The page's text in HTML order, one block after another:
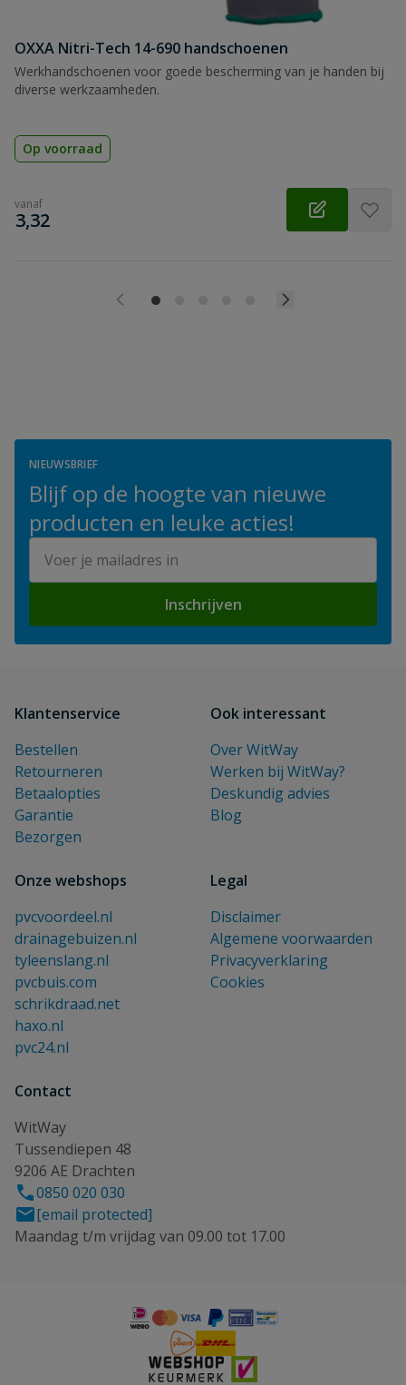
OXXA Nitri-Tech 14-690 handschoenen
Werkhandschoenen voor goede bescherming van je handen bij
diverse werkzaamheden.
Op voorraad
vanaf
€
3,32
NIEUWSBRIEF
Blijf op de hoogte van nieuwe
producten en leuke acties!
Inschrijven
Klantenservice
Bestellen
Retourneren
Betaalopties
Garantie
Bezorgen
Ook interessant
Over WitWay
Werken bij WitWay?
Deskundig advies
Blog
Onze webshops
pvcvoordeel.nl
drainagebuizen.nl
tyleenslang.nl
pvcbuis.com
schrikdraad.net
haxo.nl
pvc24.nl
Legal
Disclaimer
Algemene voorwaarden
Privacyverklaring
Cookies
Contact
WitWay
Tussendiepen 48
9206 AE Drachten
0850 020 030
[email protected]
Maandag t/m vrijdag van 09.00 tot 17.00